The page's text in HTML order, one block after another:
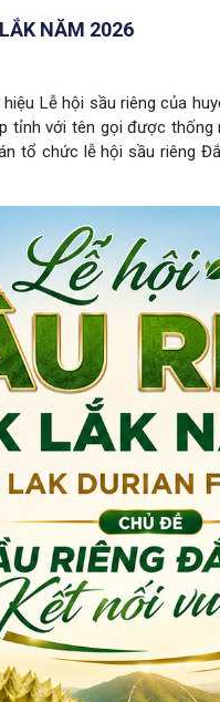
NĂM 2026
Lễ hội sầu riêng của
với tên gọi được thống
tổ chức lễ hội sầu riêng